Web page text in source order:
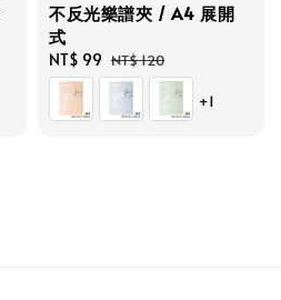
不反光樂譜夾 / A4 展開
式
Sale
price
NT$ 99 Regular
price
NT$ 120
+1